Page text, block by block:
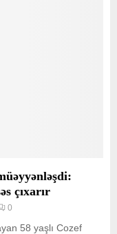
çıxarır
0
58 yaşlı Cozef